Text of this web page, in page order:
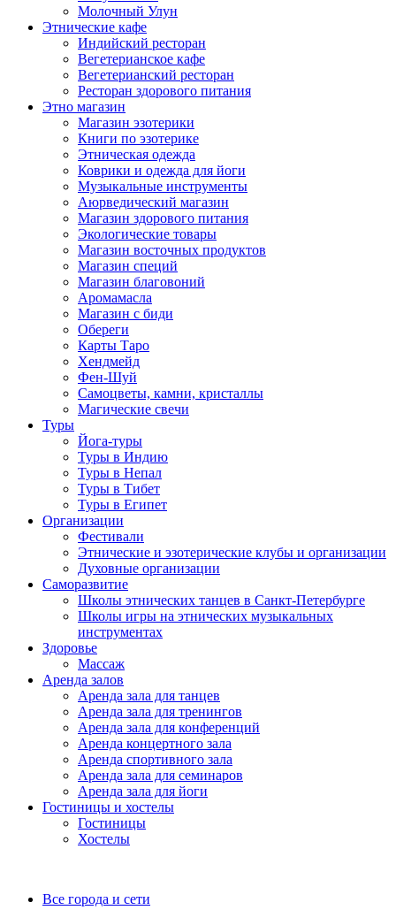
Молочный Улун
Этнические кафе
Индийский ресторан
Вегетерианское кафе
Вегетерианский ресторан
Ресторан здорового питания
Этно магазин
Магазин эзотерики
Книги по эзотерике
Этническая одежда
Коврики и одежда для йоги
Музыкальные инструменты
Аюрведический магазин
Магазин здорового питания
Экологические товары
Магазин восточных продуктов
Магазин специй
Магазин благовоний
Аромамасла
Магазин с биди
Обереги
Карты Таро
Хендмейд
Фен-Шуй
Самоцветы, камни, кристаллы
Магические свечи
Туры
Йога-туры
Туры в Индию
Туры в Непал
Туры в Тибет
Туры в Египет
Организации
Фестивали
Этнические и эзотерические клубы и организации
Духовные организации
Саморазвитие
Школы этнических танцев в Санкт-Петербурге
Школы игры на этнических музыкальных
инструментах
Здоровье
Массаж
Аренда залов
Аренда зала для танцев
Аренда зала для тренингов
Аренда зала для конференций
Аренда концертного зала
Аренда спортивного зала
Аренда зала для семинаров
Аренда зала для йоги
Гостиницы и хостелы
Гостиницы
Хостелы
Все города и сети